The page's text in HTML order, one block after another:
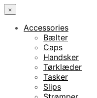
×
Accessories
Bælter
Caps
Handsker
Tørklæder
Tasker
Slips